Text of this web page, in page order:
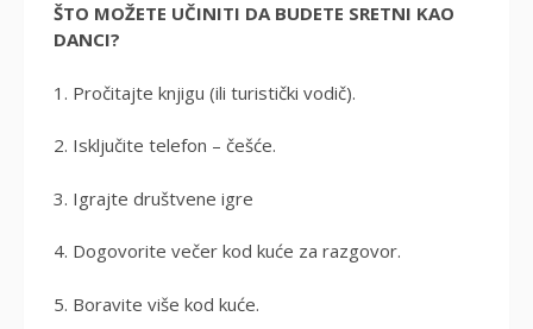
ŠTO MOŽETE UČINITI DA BUDETE SRETNI KAO
DANCI?
1. Pročitajte knjigu (ili turistički vodič).
2. Isključite telefon – češće.
3. Igrajte društvene igre
4. Dogovorite večer kod kuće za razgovor.
5. Boravite više kod kuće.